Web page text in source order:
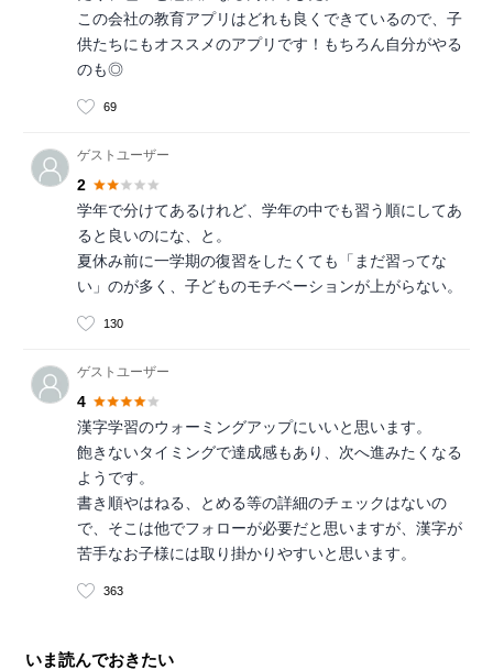
この会社の教育アプリはどれも良くできているので、子
供たちにもオススメのアプリです！もちろん自分がやる
のも◎
69
ゲストユーザー
2
学年で分けてあるけれど、学年の中でも習う順にしてあ
ると良いのにな、と。
夏休み前に一学期の復習をしたくても「まだ習ってな
い」のが多く、子どものモチベーションが上がらない。
130
ゲストユーザー
4
漢字学習のウォーミングアップにいいと思います。
飽きないタイミングで達成感もあり、次へ進みたくなる
ようです。
書き順やはねる、とめる等の詳細のチェックはないの
で、そこは他でフォローが必要だと思いますが、漢字が
苦手なお子様には取り掛かりやすいと思います。
363
いま読んでおきたい